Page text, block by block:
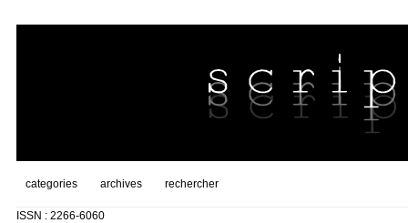
categories archives rechercher
ISSN : 2266-6060